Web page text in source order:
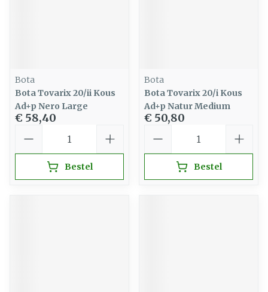
Bota
Bota Tovarix 20/ii Kous
Ad+p Nero Large
€ 58,40
Bestel
Bota
Bota Tovarix 20/i Kous
Ad+p Natur Medium
€ 50,80
Bestel